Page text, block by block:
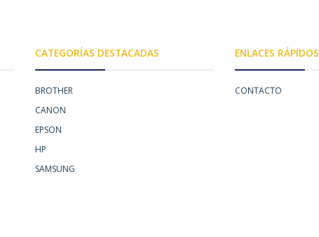
CATEGORÍAS DESTACADAS
BROTHER
CANON
EPSON
HP
SAMSUNG
ENLACES RÁPIDOS
CONTACTO